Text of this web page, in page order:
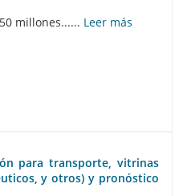
millones...... Leer más
para transporte, vitrinas
y otros) y pronóstico